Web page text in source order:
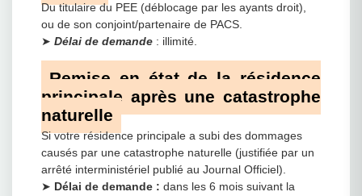
Du titulaire du PEE (déblocage par les ayants droit),
ou de son conjoint/partenaire de PACS.
➤ Délai de demande : illimité.
Remise en état de la résidence
principale après une catastrophe
naturelle
Si votre résidence principale a subi des dommages
causés par une catastrophe naturelle (justifiée par un
arrêté interministériel publié au Journal Officiel).
➤ Délai de demande : dans les 6 mois suivant la